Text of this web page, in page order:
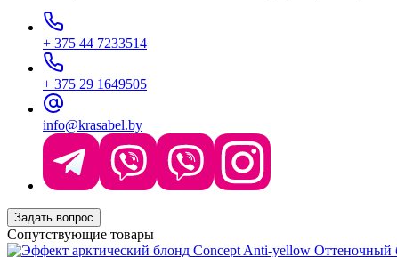
+ 375 44 7233514
+ 375 29 1649505
info@krasabel.by
Задать вопрос
Сопутствующие товары